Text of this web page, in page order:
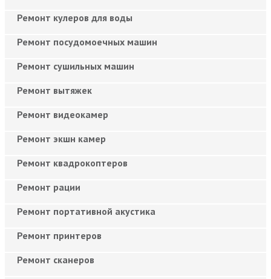
Ремонт кулеров для воды
Ремонт посудомоечных машин
Ремонт сушильных машин
Ремонт вытяжек
Ремонт видеокамер
Ремонт экшн камер
Ремонт квадрокоптеров
Ремонт рации
Ремонт портативной акустика
Ремонт принтеров
Ремонт сканеров